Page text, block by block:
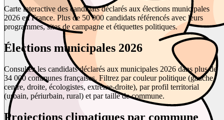
Carte interactive des candidats déclarés aux élections municipales
2026 en France. Plus de 50 000 candidats référencés avec leurs
programmes, sites de campagne et étiquettes politiques.
Élections municipales 2026
Consultez les candidats déclarés aux municipales 2026 dans plus de
34 000 communes françaises. Filtrez par couleur politique (gauche,
centre, droite, écologistes, extrême-droite), par profil territorial
(urbain, périurbain, rural) et par taille de commune.
Projections climatiques par commune